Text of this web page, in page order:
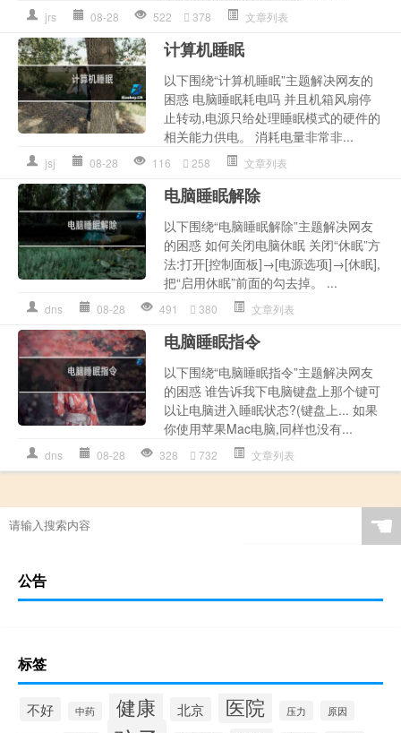
jrs 08-28 522 378 文章列表
计算机睡眠
以下围绕“计算机睡眠”主题解决网友的
困惑 电脑睡眠耗电吗 并且机箱风扇停
止转动,电源只给处理睡眠模式的硬件的
相关能力供电。 消耗电量非常非...
jsj 08-28 116 258 文章列表
电脑睡眠解除
以下围绕“电脑睡眠解除”主题解决网友
的困惑 如何关闭电脑休眠 关闭“休眠”方
法:打开[控制面板]→[电源选项]→[休眠],
把“启用休眠”前面的勾去掉。 ...
dns 08-28 491 380 文章列表
电脑睡眠指令
以下围绕“电脑睡眠指令”主题解决网友
的困惑 谁告诉我下电脑键盘上那个键可
以让电脑进入睡眠状态?(键盘上... 如果
你使用苹果Mac电脑,同样也没有...
dns 08-28 328 732 文章列表
☚
公告
标签
不好 中药 健康 北京 医院 压力 原因